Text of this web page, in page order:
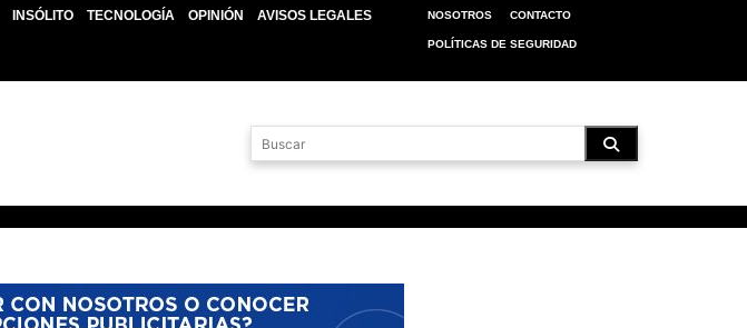
INSÓLITO TECNOLOGÍA OPINIÓN
AVISOS LEGALES
NOSOTROS CONTACTO
POLÍTICAS DE SEGURIDAD